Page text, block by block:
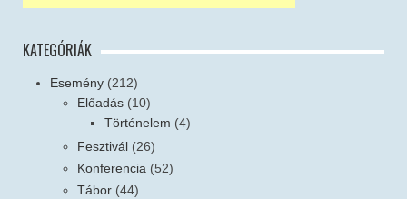
KATEGÓRIÁK
Esemény (212)
Előadás (10)
Történelem (4)
Fesztivál (26)
Konferencia (52)
Tábor (44)